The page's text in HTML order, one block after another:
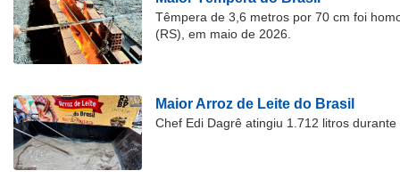
Têmpera de 3,6 metros por 70 cm foi
(RS), em maio de 2026.
Maior Arroz de Leite do Brasil
Chef Edi Dagrê atingiu 1.712 litros